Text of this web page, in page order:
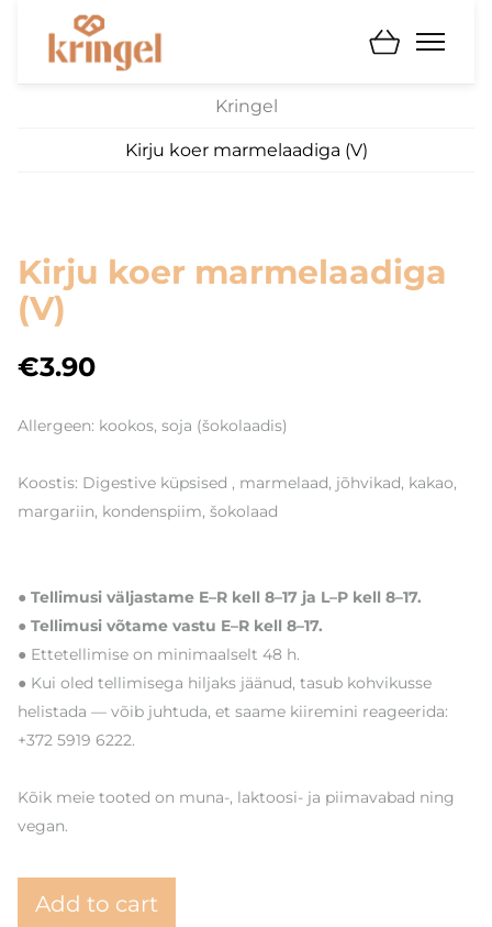
Kringel
Kirju koer marmelaadiga (V)
Kirju koer marmelaadiga
(V)
€3.90
Allergeen: kookos, soja (šokolaadis)
Koostis: Digestive küpsised , marmelaad, jõhvikad, kakao,
margariin, kondenspiim, šokolaad
● Tellimusi väljastame E–R kell 8–17 ja L–P kell 8–17.
● Tellimusi võtame vastu E–R kell 8–17.
● Ettetellimise on minimaalselt 48 h.
● Kui oled tellimisega hiljaks jäänud, tasub kohvikusse
helistada — võib juhtuda, et saame kiiremini reageerida:
+372 5919 6222.
Kõik meie tooted on muna-, laktoosi- ja piimavabad ning
vegan.
Add to cart